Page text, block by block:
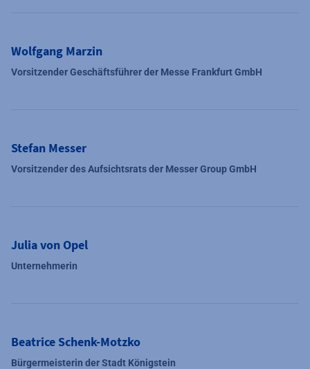
Wolfgang Marzin
Vorsitzender Geschäftsführer der Messe Frankfurt GmbH
Stefan Messer
Vorsitzender des Aufsichtsrats der Messer Group GmbH
Julia von Opel
Unternehmerin
Beatrice Schenk-Motzko
Bürgermeisterin der Stadt Königstein